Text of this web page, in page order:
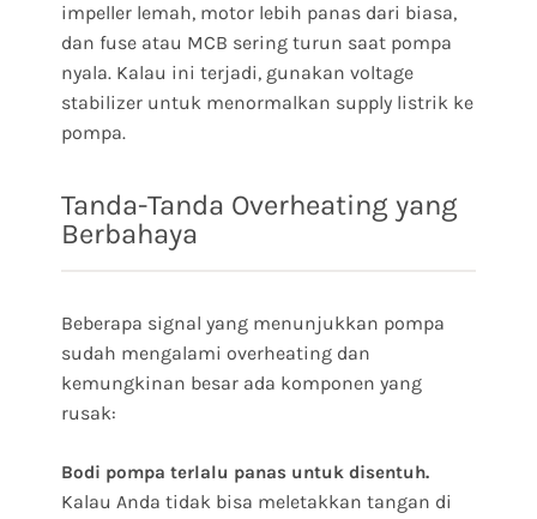
impeller lemah, motor lebih panas dari biasa,
dan fuse atau MCB sering turun saat pompa
nyala. Kalau ini terjadi, gunakan voltage
stabilizer untuk menormalkan supply listrik ke
pompa.
Tanda-Tanda Overheating yang
Berbahaya
Beberapa signal yang menunjukkan pompa
sudah mengalami overheating dan
kemungkinan besar ada komponen yang
rusak:
Bodi pompa terlalu panas untuk disentuh.
Kalau Anda tidak bisa meletakkan tangan di